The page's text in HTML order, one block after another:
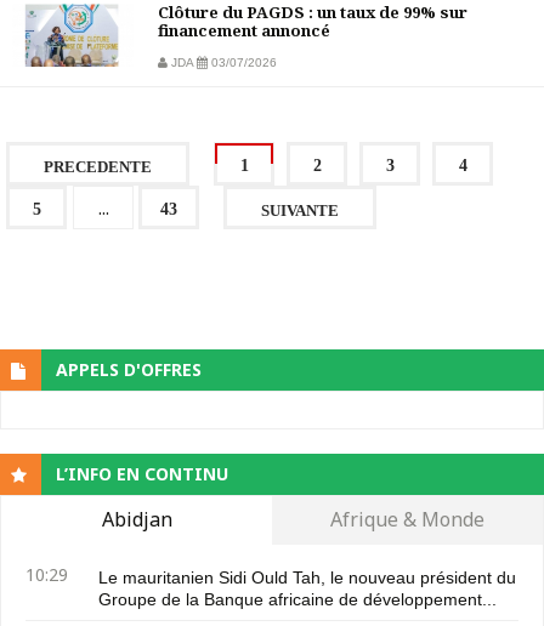
Clôture du PAGDS : un taux de 99% sur
financement annoncé
JDA 03/07/2026
PRECEDENTE 1 2 3 4
5 ... 43 SUIVANTE
APPELS D'OFFRES
L’INFO EN CONTINU
Abidjan Afrique & Monde
10:29
Le mauritanien Sidi Ould Tah, le nouveau président du
Groupe de la Banque africaine de développement...